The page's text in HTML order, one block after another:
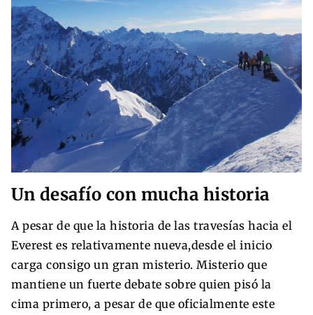
Un desafío con mucha historia
A pesar de que la historia de las travesías hacia el
Everest es relativamente nueva,desde el inicio
carga consigo un gran misterio. Misterio que
mantiene un fuerte debate sobre quien pisó la
cima primero, a pesar de que oficialmente este